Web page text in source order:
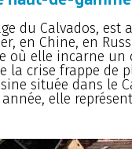
du Calvados, est
en Chine, en
où elle incarne un
la crise frappe de
située dans le
elle